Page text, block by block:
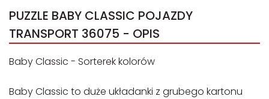
PUZZLE BABY CLASSIC POJAZDY
TRANSPORT 36075 - OPIS
Baby Classic - Sorterek kolorów
Baby Classic to duże układanki z grubego kartonu